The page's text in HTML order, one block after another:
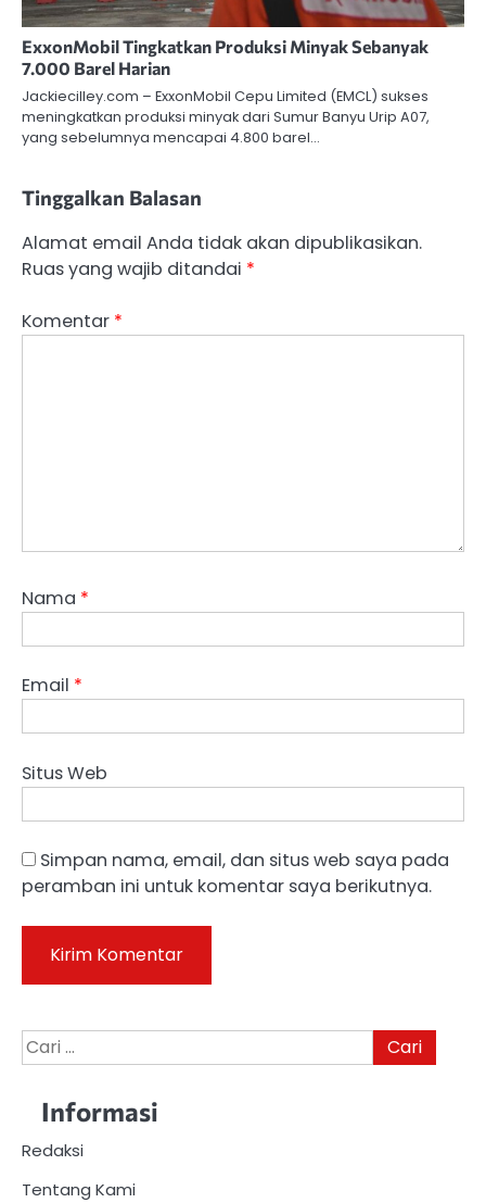
ExxonMobil Tingkatkan Produksi Minyak Sebanyak
7.000 Barel Harian
Jackiecilley.com – ExxonMobil Cepu Limited (EMCL) sukses
meningkatkan produksi minyak dari Sumur Banyu Urip A07,
yang sebelumnya mencapai 4.800 barel…
Tinggalkan Balasan
Alamat email Anda tidak akan dipublikasikan.
Ruas yang wajib ditandai *
Komentar *
Nama *
Email *
Situs Web
Simpan nama, email, dan situs web saya pada
peramban ini untuk komentar saya berikutnya.
Cari
untuk:
Informasi
Redaksi
Tentang Kami